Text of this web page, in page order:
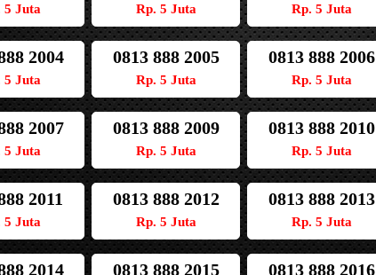
5 Juta Rp. 5 Juta Rp. 5 Juta
2004
5 Juta
0813 888 2005
Rp. 5 Juta
0813 888 2006
Rp. 5 Juta
2007
5 Juta
0813 888 2009
Rp. 5 Juta
0813 888 2010
Rp. 5 Juta
2011
5 Juta
0813 888 2012
Rp. 5 Juta
0813 888 2013
Rp. 5 Juta
2014 0813 888 2015 0813 888 2016